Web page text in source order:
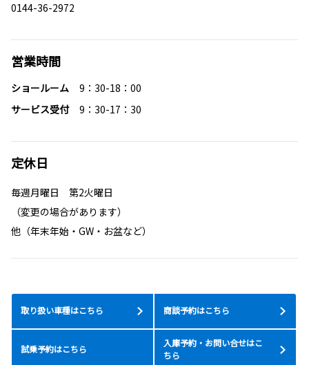
0144-36-2972
営業時間
ショールーム
9：30-18：00
サービス受付
9：30-17：30
定休日
毎週月曜日 第2火曜日
（変更の場合があります）
他（年末年始・GW・お盆など）
取り扱い車種はこちら 商談予約はこちら
試乗予約はこちら
入庫予約・お問い合せはこ
ちら